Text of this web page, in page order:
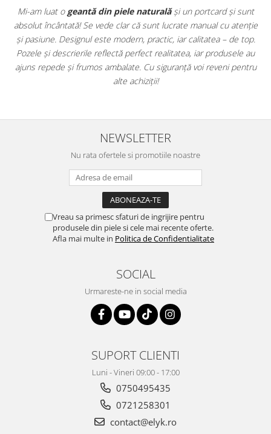
și un portcard și sunt
sunt lucrate manual cu atenție
practic, iar calitatea – de top.
realitatea, iar produsele au
Cu siguranță voi reveni pentru
ElyK Creation mi-a depășit
din pieleși un portofel pentru
precizie rar întâlnită. Se simte că
în serie. Livrarea a fost promptă, iar
bucur să susțin un brand
NEWSLETTER
Nu rata ofertele si promotiile noastre
Vreau sa primesc sfaturi de ingrijire pentru
produsele din piele si cele mai recente oferte.
Afla mai multe in Politica de Confidentialitate
SOCIAL
Urmareste-ne in social media
SUPORT CLIENTI
Luni - Vineri 09:00 - 17:00
0750495435
0721258301
contact@elyk.ro